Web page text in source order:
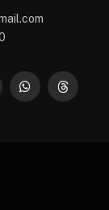
WhatsAppThreads